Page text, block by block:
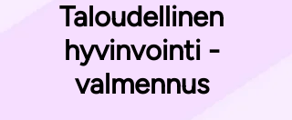
Taloudellinen
hyvinvointi -
valmennus